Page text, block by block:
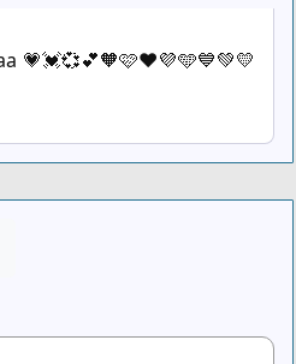
💗💓💞💕🧡🩷❤️💜🩵💙💚💛